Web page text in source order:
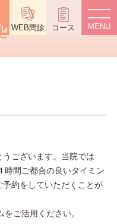
WEB問診 コース
ございます。当院では
時間ご都合の良いタイミン
約をしていただくことが
ご活用ください。